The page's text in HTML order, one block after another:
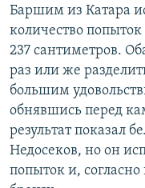
Баршим из Катара
количество
237 сантиметров.
раз или же
большим
обнявшись перед
результат показал
Недосеков, но он
попыток и,